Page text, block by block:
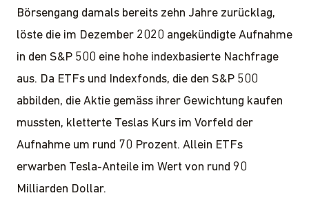
Börsengang damals bereits zehn Jahre zurücklag,
löste die im Dezember 2020 angekündigte Aufnahme
in den S&P 500 eine hohe indexbasierte Nachfrage
aus. Da ETFs und Indexfonds, die den S&P 500
abbilden, die Aktie gemäss ihrer Gewichtung kaufen
mussten, kletterte Teslas Kurs im Vorfeld der
Aufnahme um rund 70 Prozent. Allein ETFs
erwarben Tesla-Anteile im Wert von rund 90
Milliarden Dollar.